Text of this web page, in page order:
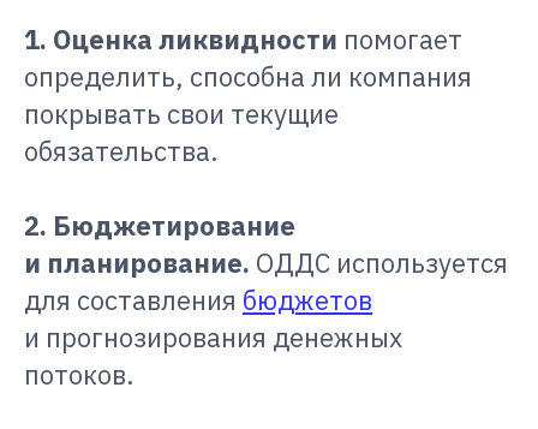
1. Оценка ликвидности помогает
определить, способна ли компания
покрывать свои текущие
обязательства.
2. Бюджетирование
и планирование. ОДДС используется
для составления бюджетов
и прогнозирования денежных
потоков.